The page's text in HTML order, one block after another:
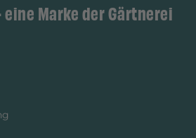
Marke der Gärtnerei